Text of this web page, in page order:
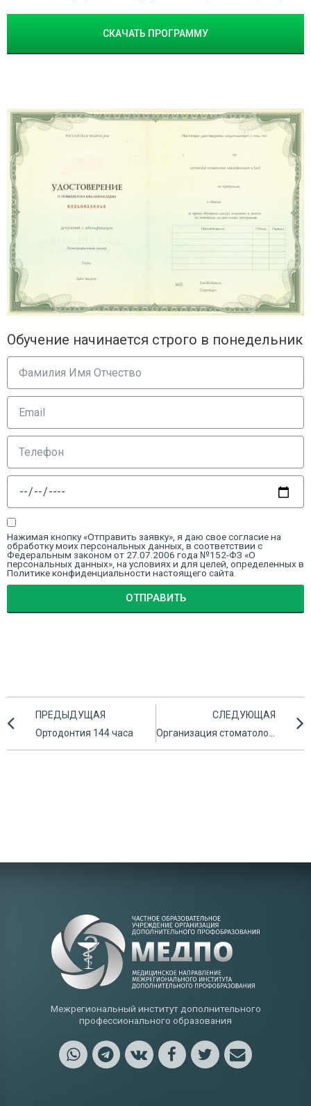
СКАЧАТЬ ПРОГРАММУ
Обучение начинается строго в понедельник
Нажимая кнопку «Отправить заявку», я даю свое согласие на
обработку моих персональных данных, в соответствии с
Федеральным законом от 27.07.2006 года №152-ФЗ «О
персональных данных», на условиях и для целей, определенных в
Политике конфиденциальности настоящего сайта.
ОТПРАВИТЬ
ПРЕДЫДУЩАЯ
Ортодонтия 144 часа
СЛЕДУЮЩАЯ
Межрегиональный институт дополнительного
профессионального образования